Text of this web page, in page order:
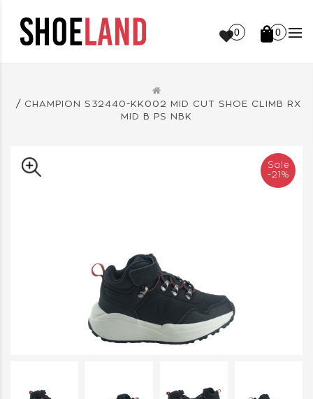
0 0
CHAMPION S32440-KK002 MID CUT SHOE CLIMB RX
MID B PS NBK
Sale
-21%